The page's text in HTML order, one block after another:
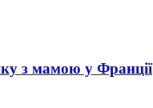
з мамою у Франції